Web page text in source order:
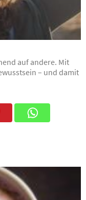
auf andere. Mit
– und damit